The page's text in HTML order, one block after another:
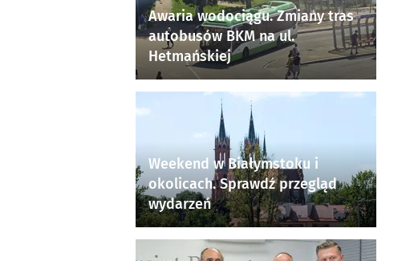
Awaria wodociągu. Zmiany tras
autobusów BKM na ul.
Hetmańskiej
Weekend w Białymstoku i
okolicach. Sprawdź przegląd
wydarzeń